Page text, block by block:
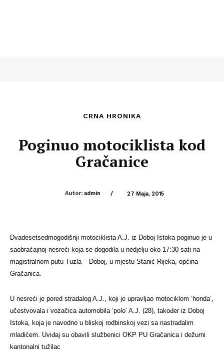
CRNA HRONIKA
Poginuo motociklista kod
Gračanice
Autor: admin / 27 Maja, 2015
Dvadesetsedmogodišnji motociklista A.J. iz Doboj Istoka poginuo je u
saobraćajnoj nesreći koja se dogodila u nedjelju oko 17:30 sati na
magistralnom putu Tuzla – Doboj, u mjestu Stanić Rijeka, općina
Gračanica.
U nesreći je pored stradalog A.J., koji je upravljao motociklom ‘honda’,
učestvovala i vozačica automobila ‘polo’ A.J. (28), također iz Doboj
Istoka, koja je navodno u bliskoj rodbinskoj vezi sa nastradalim
mladićem. Uviđaj su obavili službenici OKP PU Gračanica i dežurni
kantonalni tužilac